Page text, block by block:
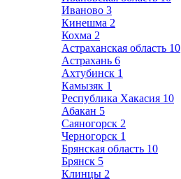
Иваново 3
Кинешма 2
Кохма 2
Астраханская область 10
Астрахань 6
Ахтубинск 1
Камызяк 1
Республика Хакасия 10
Абакан 5
Саяногорск 2
Черногорск 1
Брянская область 10
Брянск 5
Клинцы 2